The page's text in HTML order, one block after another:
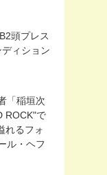
頭プレス
ィション
「稲垣次
ROCK"で
れるフォ
ル・ヘフ